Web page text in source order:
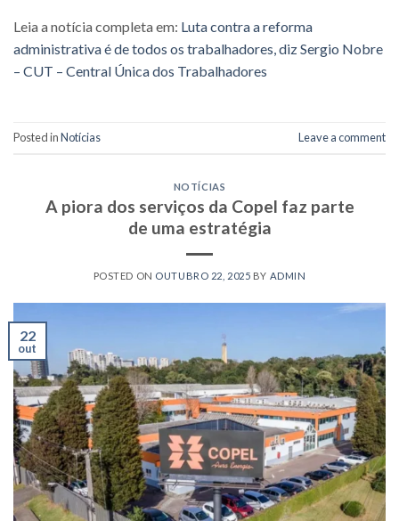
Leia a notícia completa em: Luta contra a reforma
administrativa é de todos os trabalhadores, diz Sergio Nobre
– CUT – Central Única dos Trabalhadores
Posted inNotícias Leave a comment
NOTÍCIAS
A piora dos serviços da Copel faz parte
de uma estratégia
POSTED ON OUTUBRO 22, 2025 BY ADMIN
22
out